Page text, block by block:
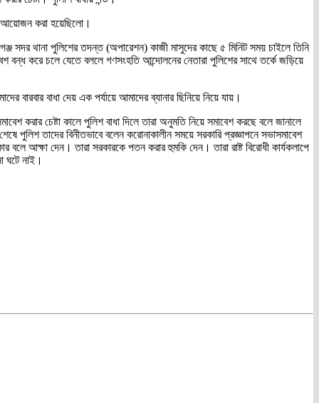
আয়োজন করা হয়েছিলো।
সদর থানা পুলিশের তদন্ত (অপারেশন) কাজী মাসুদের কাছে ৫ মিনিট সময় চাইলে তিনি
বন্ধ করে চলে যেতে বললে গণসংহতি আন্দোলনের নেতারা পুলিশের সাথে তর্কে জড়িয়ে
বাধা দেয় এক পর্যায়ে আমাদের ব্যানার ছিনিয়ে নিয়ে যায়।
করার চেষ্টা কালে পুলিশ বাধা দিলে তারা অনুমতি নিয়ে সমাবেশ করছে বলে জানালে
তাদের বিনীতভাবে বলেন করোনাকালীন সময়ে সরকারি প্রজ্ঞাপনে সভাসমাবেশ
আক্ষা দেন। তারা সরকারকে পতন করার হুমকি দেন। তারা রাষ্ট বিরোধী কার্যকলাপে
ঘটে নাই।